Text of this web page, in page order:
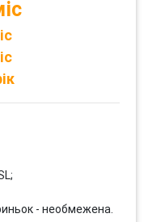
- необмежена.